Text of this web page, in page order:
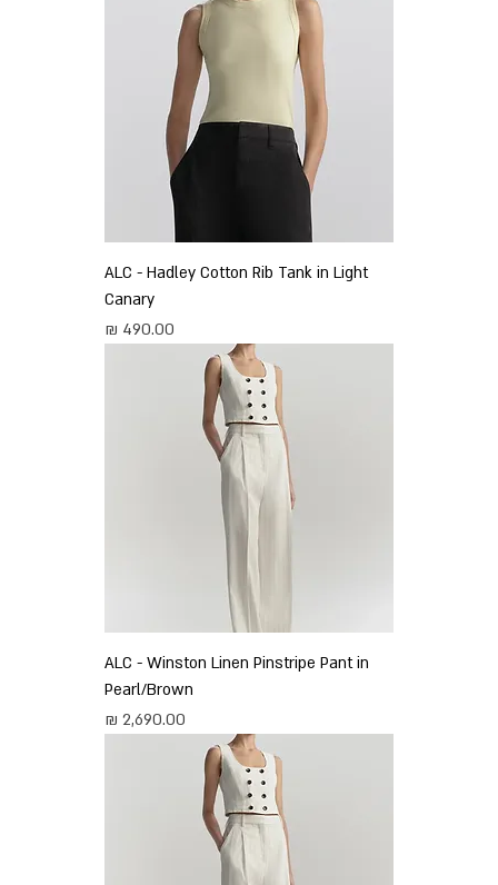
ALC - Hadley Cotton Rib Tank in Light
Canary
מחיר
ALC - Winston Linen Pinstripe Pant in
Pearl/Brown
מחיר